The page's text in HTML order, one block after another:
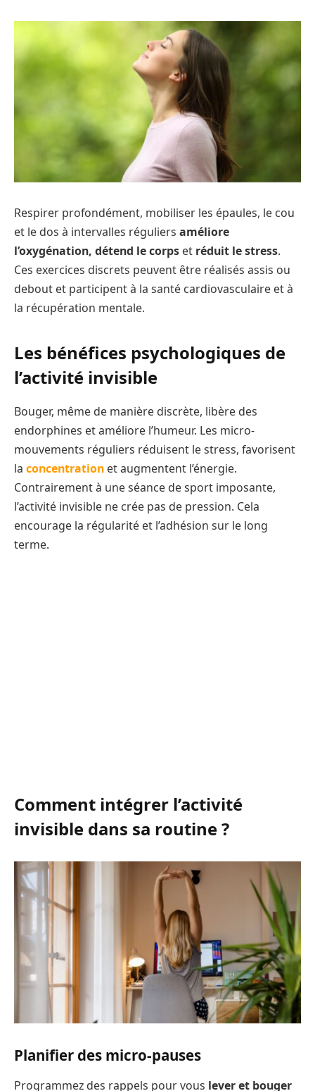
Respirer profondément, mobiliser les épaules, le cou
et le dos à intervalles réguliers améliore
l’oxygénation, détend le corps et réduit le stress.
Ces exercices discrets peuvent être réalisés assis ou
debout et participent à la santé cardiovasculaire et à
la récupération mentale.
Les bénéfices psychologiques de
l’activité invisible
Bouger, même de manière discrète, libère des
endorphines et améliore l’humeur. Les micro-
mouvements réguliers réduisent le stress, favorisent
la concentration et augmentent l’énergie.
Contrairement à une séance de sport imposante,
l’activité invisible ne crée pas de pression. Cela
encourage la régularité et l’adhésion sur le long
terme.
Comment intégrer l’activité
invisible dans sa routine ?
Planifier des micro-pauses
Programmez des rappels pour vous lever et bouger